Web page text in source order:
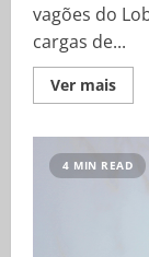
vagões do
cargas de...
Ver mais
4 MIN READ